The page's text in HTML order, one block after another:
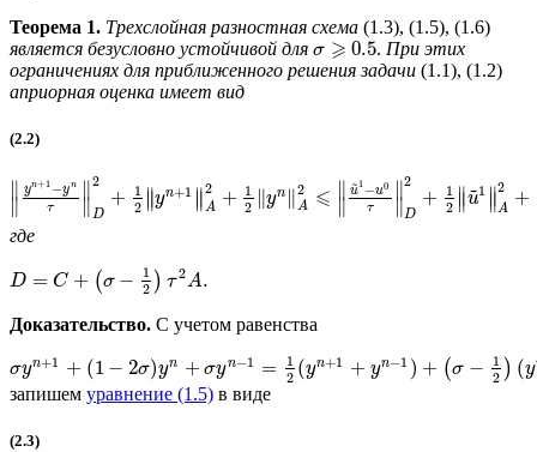
Теорема 1. Трехслойная разностная схема (1.3), (1.5), (1.6)
является безусловно устойчивой для σ ⩾ 0.5. При этих
ограничениях для приближенного решения задачи (1.1), (1.2)
априорная оценка имеет вид
(2.2)
∥
yn+1 −yn
τ ∥
2
D
+
1
2 ∥
∥yn+1 ∥
∥ 2
A + 1
2
yn 2
A ⩽ ∥
u
~1 −u0
τ ∥
2
D
+
1
2 ∥
∥u
~1 ∥
∥
2
A +
где
D = C + (σ −
1
2 ) τ 2A.
Доказательство. С учетом равенства
σyn+1 + (1 − 2σ)yn + σyn−1 =
1
2 (yn+1 + yn−1 ) + (σ −
1
2 ) (y
запишем уравнение (1.5) в виде
(2.3)